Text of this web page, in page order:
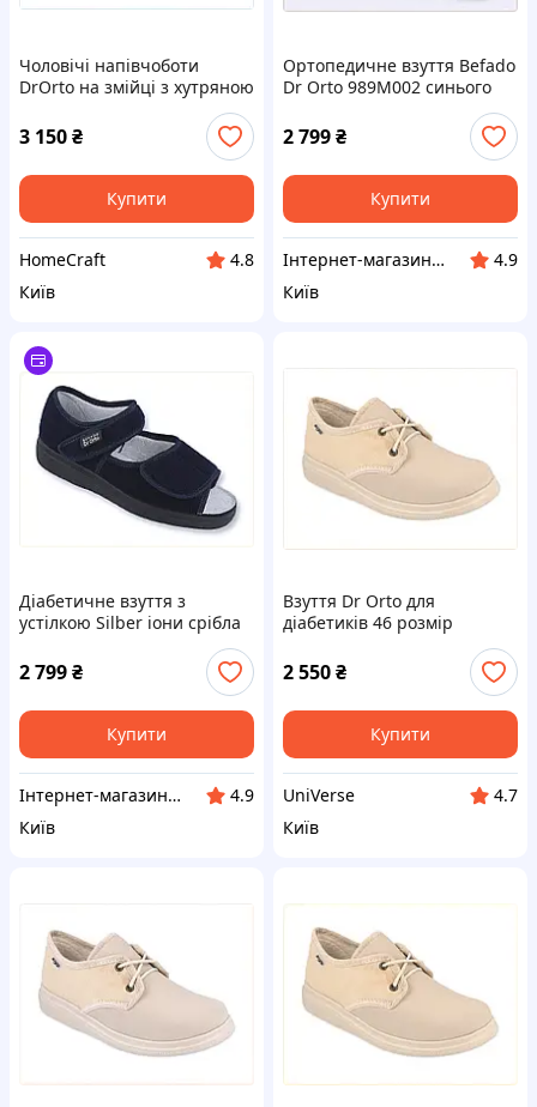
Чоловічі напівчоботи
DrOrto на змійці з хутряною
3 150₴
Купити
HomeCraft
4.8
Київ
Ортопедичне взуття Befado
Dr Orto 989M002 синього
2 799₴
Купити
Інтернет-магазин NeonLemon
4.9
Київ
Діабетичне взуття з
устілкою Silber іони срібла
2 799₴
Купити
Інтернет-магазин NeonLemon
4.9
Київ
Взуття Dr Orto для
діабетиків 46 розмір
2 550₴
Купити
UniVerse
4.7
Київ